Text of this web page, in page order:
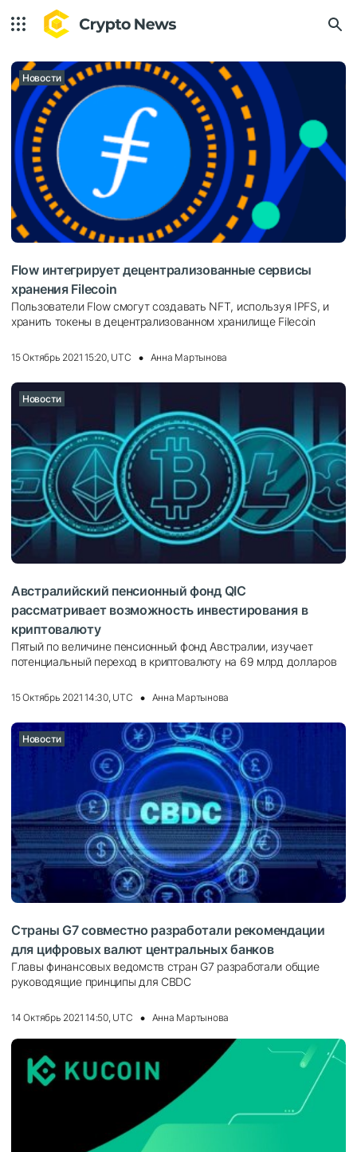
Новости
Flow интегрирует децентрализованные сервисы
хранения Filecoin
Пользователи Flow смогут создавать NFT, используя IPFS, и
хранить токены в децентрализованном хранилище Filecoin
15 Октябрь 2021 15:20, UTC Анна Мартынова
Новости
Австралийский пенсионный фонд QIC
рассматривает возможность инвестирования в
криптовалюту
Пятый по величине пенсионный фонд Австралии, изучает
потенциальный переход в криптовалюту на 69 млрд долларов
15 Октябрь 2021 14:30, UTC Анна Мартынова
Новости
Страны G7 совместно разработали рекомендации
для цифровых валют центральных банков
Главы финансовых ведомств стран G7 разработали общие
руководящие принципы для CBDC
14 Октябрь 2021 14:50, UTC Анна Мартынова